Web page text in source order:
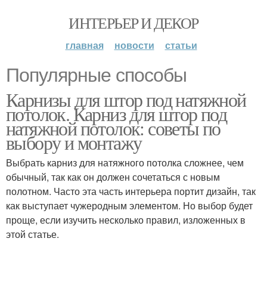
ИНТЕРЬЕР И ДЕКОР
главная новости статьи
Популярные способы
Карнизы для штор под натяжной
потолок. Карниз для штор под
натяжной потолок: советы по
выбору и монтажу
Выбрать карниз для натяжного потолка сложнее, чем
обычный, так как он должен сочетаться с новым
полотном. Часто эта часть интерьера портит дизайн, так
как выступает чужеродным элементом. Но выбор будет
проще, если изучить несколько правил, изложенных в
этой статье.